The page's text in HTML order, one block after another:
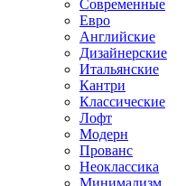
Современные
Евро
Английские
Дизайнерские
Итальянские
Кантри
Классические
Лофт
Модерн
Прованс
Неоклассика
Минимализм